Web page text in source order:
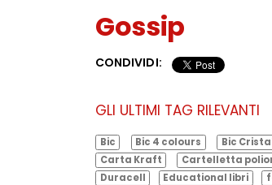
Gossip
CONDIVIDI:
GLI ULTIMI TAG RILEVANTI
Bic Bic 4 colours Bic
Carta Kraft
Cartelletta
Duracell
Educational libri